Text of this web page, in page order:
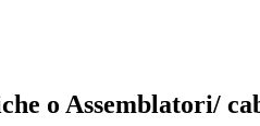
o Assemblatori/